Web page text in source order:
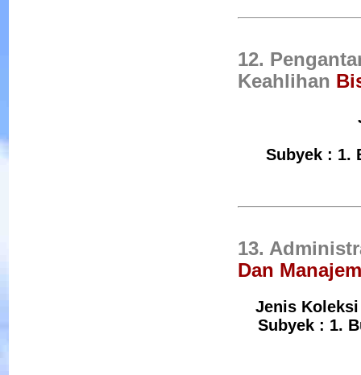
12.
Keahlihan
Subyek : 1.
13.
Dan
Jenis
Subyek : 1.